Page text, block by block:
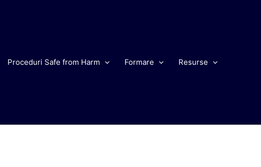
Proceduri Safe from Harm Formare Resurse